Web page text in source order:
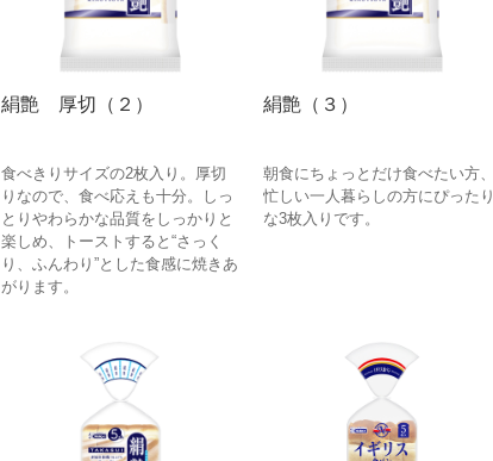
絹艶 厚切（２）
食べきりサイズの2枚入り。厚切
りなので、食べ応えも十分。しっ
とりやわらかな品質をしっかりと
楽しめ、トーストすると“さっく
り、ふんわり”とした食感に焼きあ
がります。
絹艶（３）
朝食にちょっとだけ食べたい方、
忙しい一人暮らしの方にぴったり
な3枚入りです。